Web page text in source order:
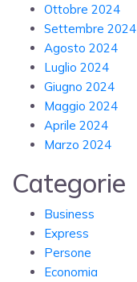
Ottobre 2024
Settembre 2024
Agosto 2024
Luglio 2024
Giugno 2024
Maggio 2024
Aprile 2024
Marzo 2024
Categorie
Business
Express
Persone
Economia